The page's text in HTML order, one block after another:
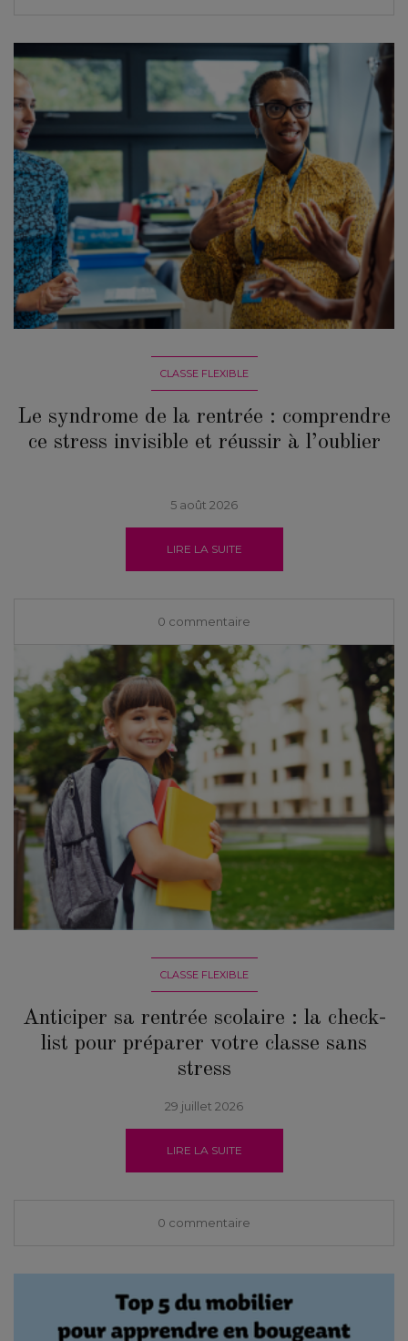
CLASSE FLEXIBLE
Le syndrome de la rentrée : comprendre
ce stress invisible et réussir à l’oublier
5 août 2026
LIRE LA SUITE
0 commentaire
CLASSE FLEXIBLE
Anticiper sa rentrée scolaire : la check-
list pour préparer votre classe sans
stress
29 juillet 2026
LIRE LA SUITE
0 commentaire